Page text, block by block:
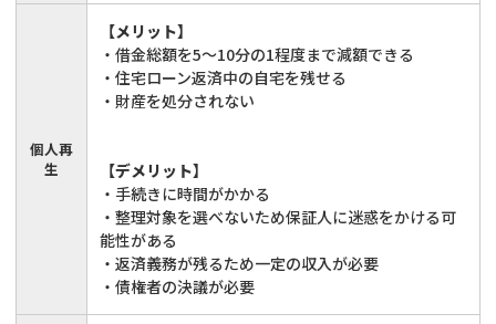
個人再
生
【メリット】
・借金総額を5〜10分の1程度まで減額できる
・住宅ローン返済中の自宅を残せる
・財産を処分されない
【デメリット】
・手続きに時間がかかる
・整理対象を選べないため保証人に迷惑をかける可
能性がある
・返済義務が残るため一定の収入が必要
・債権者の決議が必要